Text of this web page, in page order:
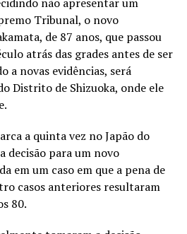
Tribunal, o novo
de 87 anos, que passou
atrás das grades antes de ser
a novas evidências, será
Distrito de Shizuoka, onde ele
a quinta vez no Japão do
decisão para um novo
em um caso em que a pena de
casos anteriores resultaram
80.